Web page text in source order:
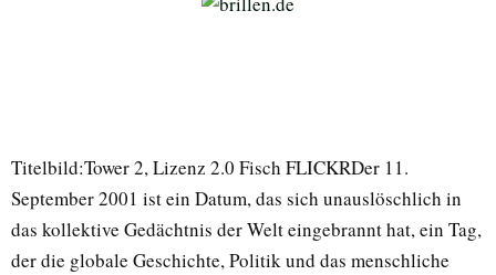
Titelbild:Tower 2, Lizenz 2.0 Fisch FLICKRDer 11.
September 2001 ist ein Datum, das sich unauslöschlich in
das kollektive Gedächtnis der Welt eingebrannt hat, ein Tag,
der die globale Geschichte, Politik und das menschliche